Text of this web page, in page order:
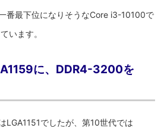
番最下位になりそうなCore i3-10100で
います。
に、DDR4-3200を
LGA1151でしたが、第10世代では